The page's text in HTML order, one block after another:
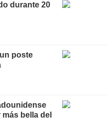
durante 20
poste
bella del